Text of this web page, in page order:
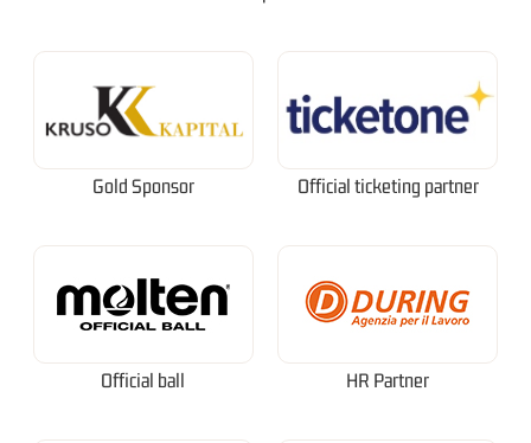
Gold Sponsor Official ticketing partner
Official ball HR Partner